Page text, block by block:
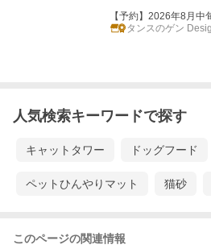
【予約】2026年8月中
タンスのゲン
人気検索キーワードで探す
キャットタワー ドッグフード
ペットひんやりマット 猫砂
このページの関連情報